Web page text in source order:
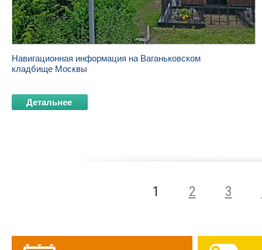
Навигационная информация на Ваганьковском
кладбище Москвы
Детальнее
1 2 3